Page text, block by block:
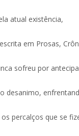
atual existência,
em Prosas,
sofreu por
desanimo,
percalços que se